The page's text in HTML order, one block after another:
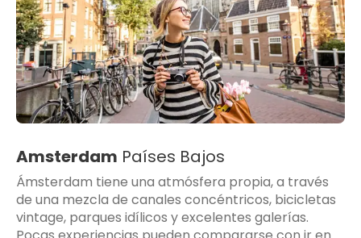
Amsterdam Países Bajos
Ámsterdam tiene una atmósfera propia, a través
de una mezcla de canales concéntricos, bicicletas
vintage, parques idílicos y excelentes galerías.